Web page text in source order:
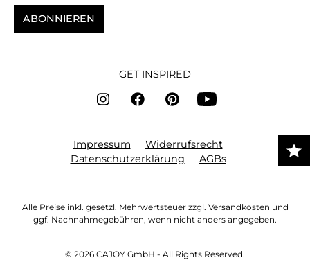
ABONNIEREN
GET INSPIRED
Impressum
Widerrufsrecht
Datenschutzerklärung
AGBs
Alle Preise inkl. gesetzl. Mehrwertsteuer zzgl. Versandkosten und
ggf. Nachnahmegebühren, wenn nicht anders angegeben.
© 2026 CAJOY GmbH - All Rights Reserved.